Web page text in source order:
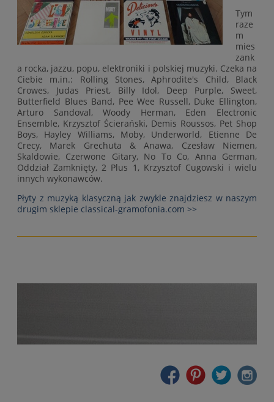
Tym
raze
m
mies
zank
a rocka, jazzu, popu, elektroniki i polskiej muzyki. Czeka na
Ciebie m.in.: Rolling Stones, Aphrodite's Child, Black
Crowes, Judas Priest, Billy Idol, Deep Purple, Sweet,
Butterfield Blues Band, Pee Wee Russell, Duke Ellington,
Arturo Sandoval, Woody Herman, Eden Electronic
Ensemble, Krzysztof Ścierański, Demis Roussos, Pet Shop
Boys, Hayley Williams, Moby, Underworld, Etienne De
Crecy, Marek Grechuta & Anawa, Czesław Niemen,
Skaldowie, Czerwone Gitary, No To Co, Anna German,
Oddział Zamknięty, 2 Plus 1, Krzysztof Cugowski i wielu
innych wykonawców.
Płyty z muzyką klasyczną jak zwykle znajdziesz w naszym
drugim sklepie classical-gramofonia.com >>